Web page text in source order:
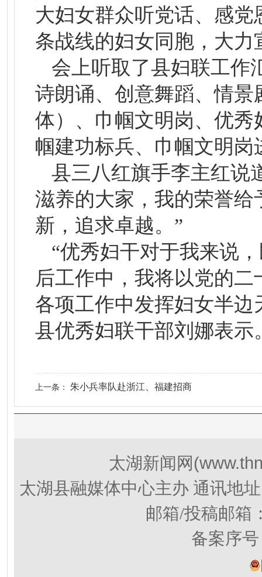
大妇女群众听党话、感
条战线的妇女同胞，大
会上听取了县妇联工作
诗朗诵、创意舞蹈、情景
体）、巾帼文明岗、优
帼建功标兵、巾帼文明
县三八红旗手李主红说
滋养的大家，我的荣誉
新，追求卓越。”
“优秀妇干对于我来说
后工作中，我将以党的
各项工作中发挥妇女半
县优秀妇联干部刘娜表示
上一条： 朱小兵率队赴浙江、福建招商
太湖新闻网
太湖县融媒体中心主办 通讯地
邮箱/投稿邮箱
备案序